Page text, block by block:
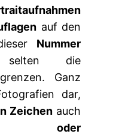
auf den
Nummer
die
Ganz
dar,
Zeichen auch
oder